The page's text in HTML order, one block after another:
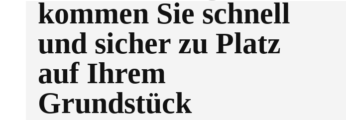
kommen Sie schnell
und sicher zu Platz
auf Ihrem
Grundstück